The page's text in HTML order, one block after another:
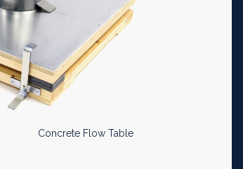
Concrete Flow Table